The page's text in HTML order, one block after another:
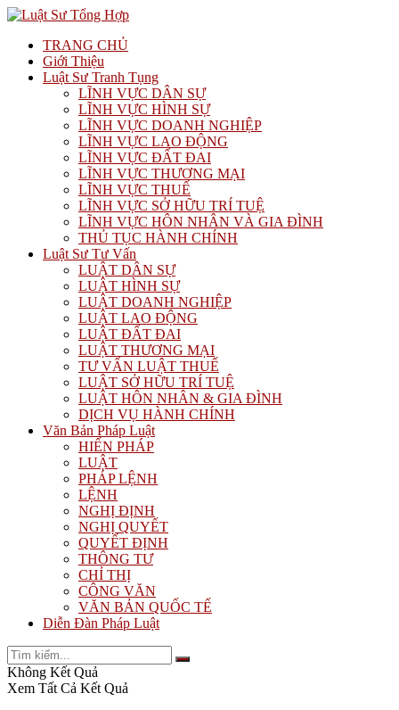
TRANG CHỦ
Giới Thiệu
Luật Sư Tranh Tụng
LĨNH VỰC DÂN SỰ
LĨNH VỰC HÌNH SỰ
LĨNH VỰC DOANH NGHIỆP
LĨNH VỰC LAO ĐỘNG
LĨNH VỰC ĐẤT ĐAI
LĨNH VỰC THƯƠNG MẠI
LĨNH VỰC THUẾ
LĨNH VỰC SỞ HỮU TRÍ TUỆ
LĨNH VỰC HÔN NHÂN VÀ GIA ĐÌNH
THỦ TỤC HÀNH CHÍNH
Luật Sư Tư Vấn
LUẬT DÂN SỰ
LUẬT HÌNH SỰ
LUẬT DOANH NGHIỆP
LUẬT LAO ĐỘNG
LUẬT ĐẤT ĐAI
LUẬT THƯƠNG MẠI
TƯ VẤN LUẬT THUẾ
LUẬT SỞ HỮU TRÍ TUỆ
LUẬT HÔN NHÂN & GIA ĐÌNH
DỊCH VỤ HÀNH CHÍNH
Văn Bản Pháp Luật
HIẾN PHÁP
LUẬT
PHÁP LỆNH
LỆNH
NGHỊ ĐỊNH
NGHỊ QUYẾT
QUYẾT ĐỊNH
THÔNG TƯ
CHỈ THỊ
CÔNG VĂN
VĂN BẢN QUỐC TẾ
Diễn Đàn Pháp Luật
Không Kết Quả
Xem Tất Cả Kết Quả